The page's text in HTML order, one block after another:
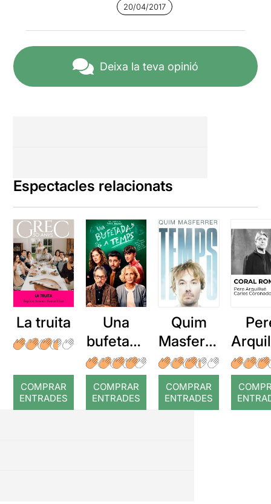
mort, la cobdícia, la
covardia, l'amor o la recerca
de la pròpia indentitat
d'aquella Mesopotàmia
no ens queden pas tan lluny.
20/04/2017
Deixa la teva opinió
Espectacles relacionats
La truita
COMPRAR
ENTRADES
Una
bufetada
a temps
COMPRAR
ENTRADES
Quim
Masferre
r: Temps
COMPRAR
ENTRADES
: